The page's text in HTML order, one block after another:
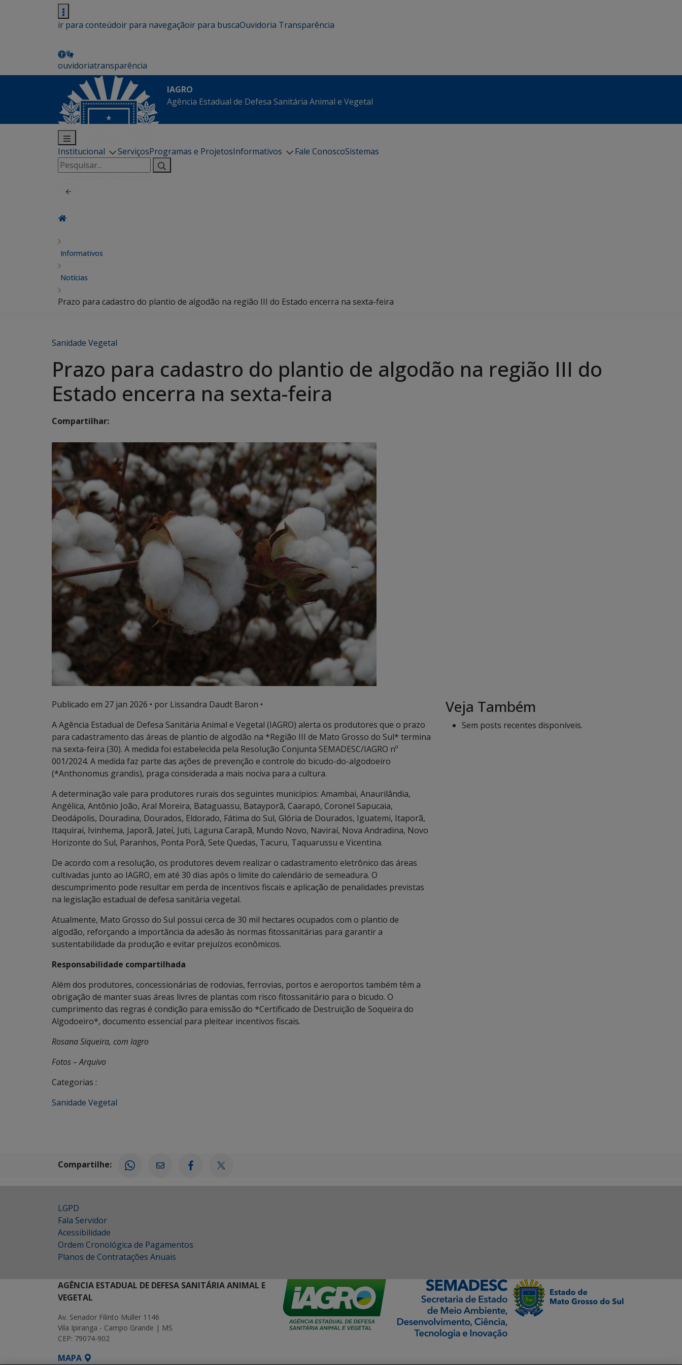
ir para conteúdoir para navegaçãoir para buscaOuvidoria Transparência
ouvidoriatransparência
IAGRO
Agência Estadual de Defesa Sanitária Animal e Vegetal
Institucional ServiçosProgramas e ProjetosInformativos Fale ConoscoSistemas
Pesquisar
por:
Informativos
Notícias
Prazo para cadastro do plantio de algodão na região III do Estado encerra na sexta-feira
Sanidade Vegetal
Prazo para cadastro do plantio de algodão na região III do
Estado encerra na sexta-feira
Compartilhar:
Publicado em 27 jan 2026 • por Lissandra Daudt Baron •
A Agência Estadual de Defesa Sanitária Animal e Vegetal (IAGRO) alerta os produtores que o prazo
para cadastramento das áreas de plantio de algodão na *Região III de Mato Grosso do Sul* termina
na sexta-feira (30). A medida foi estabelecida pela Resolução Conjunta SEMADESC/IAGRO nº
001/2024. A medida faz parte das ações de prevenção e controle do bicudo-do-algodoeiro
(*Anthonomus grandis), praga considerada a mais nociva para a cultura.
A determinação vale para produtores rurais dos seguintes municípios: Amambai, Anaurilândia,
Angélica, Antônio João, Aral Moreira, Bataguassu, Batayporã, Caarapó, Coronel Sapucaia,
Deodápolis, Douradina, Dourados, Eldorado, Fátima do Sul, Glória de Dourados, Iguatemi, Itaporã,
Itaquiraí, Ivinhema, Japorã, Jateí, Juti, Laguna Carapã, Mundo Novo, Naviraí, Nova Andradina, Novo
Horizonte do Sul, Paranhos, Ponta Porã, Sete Quedas, Tacuru, Taquarussu e Vicentina.
De acordo com a resolução, os produtores devem realizar o cadastramento eletrônico das áreas
cultivadas junto ao IAGRO, em até 30 dias após o limite do calendário de semeadura. O
descumprimento pode resultar em perda de incentivos fiscais e aplicação de penalidades previstas
na legislação estadual de defesa sanitária vegetal.
Atualmente, Mato Grosso do Sul possui cerca de 30 mil hectares ocupados com o plantio de
algodão, reforçando a importância da adesão às normas fitossanitárias para garantir a
sustentabilidade da produção e evitar prejuízos econômicos.
Responsabilidade compartilhada
Além dos produtores, concessionárias de rodovias, ferrovias, portos e aeroportos também têm a
obrigação de manter suas áreas livres de plantas com risco fitossanitário para o bicudo. O
cumprimento das regras é condição para emissão do *Certificado de Destruição de Soqueira do
Algodoeiro*, documento essencial para pleitear incentivos fiscais.
Rosana Siqueira, com Iagro
Fotos – Arquivo
Categorias :
Sanidade Vegetal
Veja Também
Sem posts recentes disponíveis.
Compartilhe:
LGPD
Fala Servidor
Acessibilidade
Ordem Cronológica de Pagamentos
Planos de Contratações Anuais
AGÊNCIA ESTADUAL DE DEFESA SANITÁRIA ANIMAL E
VEGETAL
Av. Senador Filinto Muller 1146
Vila Ipiranga - Campo Grande | MS
CEP: 79074-902
MAPA